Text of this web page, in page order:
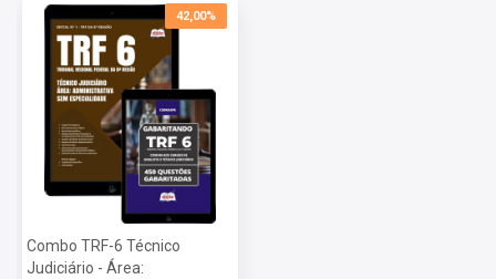
42,00%
Combo TRF-6 Técnico
Judiciário - Área: